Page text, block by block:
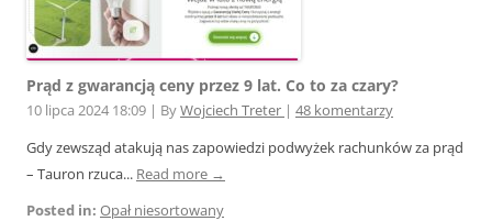
Prąd z gwarancją ceny przez 9 lat. Co to za czary?
10 lipca 2024 18:09 | ByWojciech Treter | 48 komentarzy
Gdy zewsząd atakują nas zapowiedzi podwyżek rachunków za prąd
– Tauron rzuca... Read more →
Posted in: Opał niesortowany